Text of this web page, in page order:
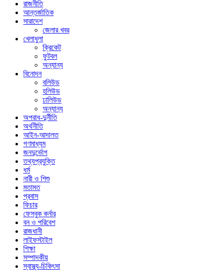
রাজনীতি
আন্তর্জাতিক
সারাদেশ
জেলার খবর
খেলাধুলা
ক্রিকেট
ফুটবল
অন্যান্য
বিনোদন
বলিউড
হলিউড
ঢালিউড
অন্যান্য
অপরাধ-দুর্নীতি
অর্থনীতি
আইন-আদালত
গণমাধ্যম
জনদুর্ভোগ
তথ্যপ্রযুক্তি
ধর্ম
নারী ও শিশু
মতামত
প্রবাস
ফিচার
ফেসবুক কর্নার
বন ও পরিবেশ
রাজধানী
লাইফস্টাইল
শিক্ষা
সম্পাদকীয়
স্বাস্থ্য-চিকিৎসা